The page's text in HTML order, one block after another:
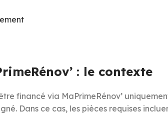
: le contexte
financé via MaPrimeRénov’
Dans ce cas, les pièces requises